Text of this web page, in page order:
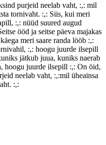
purjeid neelab vaht, :,: mil
tornivaht. :,: Siis, kui meri
:,: nüüd suured augud
ööd ja seitse päeva majakas
meri saare randa lööb :,:
:,: hoogu juurde ilsepill
jätkub juua, kuniks naerab
hoogu juurde ilsepill :,: On öid,
neelab vaht, :,:mil üheainsa
:,: